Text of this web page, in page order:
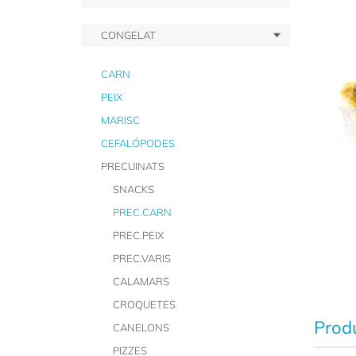
CONGELAT
CARN
PEIX
MARISC
CEFALÓPODES
PRECUINATS
SNACKS
PREC.CARN
PREC.PEIX
PREC.VARIS
CALAMARS
CROQUETES
CANELONS
PIZZES